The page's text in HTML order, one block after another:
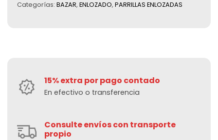
Categorías: BAZAR, ENLOZADO, PARRILLAS ENLOZADAS
15% extra por pago contado
En efectivo o transferencia
Consulte envíos con transporte
propio